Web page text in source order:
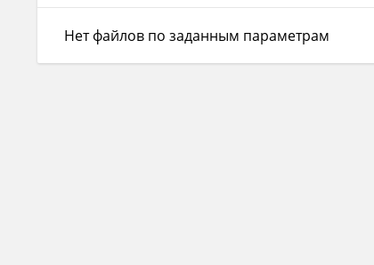
Нет файлов по заданным параметрам